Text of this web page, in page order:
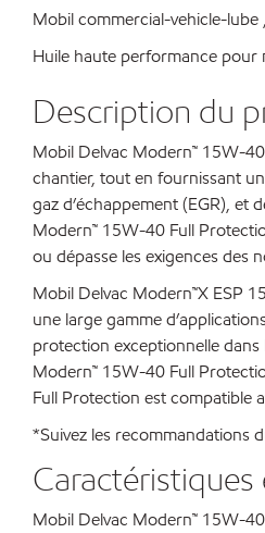
Mobil commercial-vehicle-
Huile haute performance pour
Description du
Mobil Delvac Modern™ 15W-
chantier, tout en fournissant
gaz d’échappement (EGR), et
Modern™ 15W-40 Full
ou dépasse les exigences des
Mobil Delvac Modern™X ESP
une large gamme
protection exceptionnelle
Modern™ 15W-40 Full
Full Protection est compatible
*Suivez les recommandations
Caractéristiques
Mobil Delvac Modern™ 15W-